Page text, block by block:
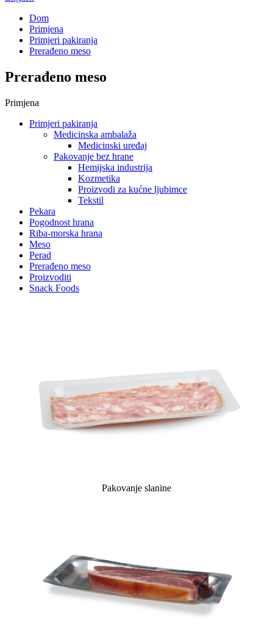
Dom
Primjena
Primjeri pakiranja
Prerađeno meso
Prerađeno meso
Primjena
Primjeri pakiranja
Medicinska ambalaža
Medicinski uređaj
Pakovanje bez hrane
Hemijska industrija
Kozmetika
Proizvodi za kućne ljubimce
Tekstil
Pekara
Pogodnost hrana
Riba-morska hrana
Meso
Perad
Prerađeno meso
Proizvoditi
Snack Foods
Pakovanje slanine